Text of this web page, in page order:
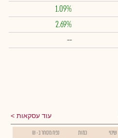
1.09%
2.69%
--
עוד עסקאות
שינוי כמות נפח מסחר ב- ₪